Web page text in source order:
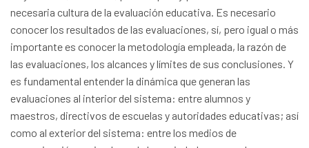
necesaria cultura de la evaluación educativa. Es necesario
conocer los resultados de las evaluaciones, sí, pero igual o más
importante es conocer la metodología empleada, la razón de
las evaluaciones, los alcances y límites de sus conclusiones. Y
es fundamental entender la dinámica que generan las
evaluaciones al interior del sistema: entre alumnos y
maestros, directivos de escuelas y autoridades educativas; así
como al exterior del sistema: entre los medios de